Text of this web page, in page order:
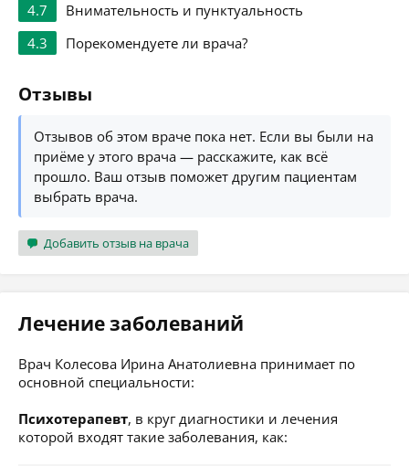
4.7
Внимательность и пунктуальность
4.3
Порекомендуете ли врача?
Отзывы
Отзывов об этом враче пока нет. Если вы были на
приёме у этого врача — расскажите, как всё
прошло. Ваш отзыв поможет другим пациентам
выбрать врача.
Добавить отзыв на врача
Лечение заболеваний
Врач Колесова Ирина Анатолиевна принимает по
основной специальности:
Психотерапевт, в круг диагностики и лечения
которой входят такие заболевания, как: